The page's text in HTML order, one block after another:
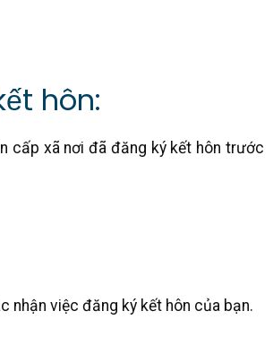
hôn:
cấp xã nơi đã đăng ký kết hôn trước
nhận việc đăng ký kết hôn của bạn.